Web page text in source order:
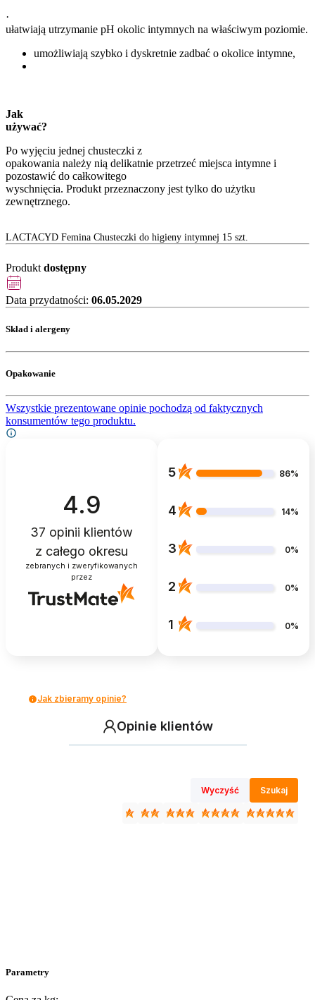
·
ułatwiają utrzymanie pH okolic intymnych na właściwym poziomie.
umożliwiają szybko i dyskretnie zadbać o okolice intymne,
Jak
używać?
Po wyjęciu jednej chusteczki z
opakowania należy nią delikatnie przetrzeć miejsca intymne i
pozostawić do całkowitego
wyschnięcia. Produkt przeznaczony jest tylko do użytku
zewnętrznego.
LACTACYD Femina Chusteczki do higieny intymnej 15 szt.
Produkt dostępny
Data przydatności: 06.05.2029
Skład i alergeny
Opakowanie
Wszystkie prezentowane opinie pochodzą od faktycznych
konsumentów tego produktu.
4.9
37 opinii klientów
z całego okresu
zebranych i zweryfikowanych
przez
5 86%
4 14%
3 0%
2 0%
1 0%
Jak zbieramy opinie?
Opinie klientów
Wyczyść Szukaj
Parametry